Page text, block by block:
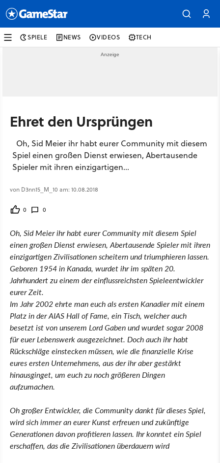
SPIELE NEWS VIDEOS TECH
Ehret den Ursprüngen
Oh, Sid Meier ihr habt eurer Community mit diesem
Spiel einen großen Dienst erwiesen, Abertausende
Spieler mit ihren einzigartigen...
von D3nn15_M_10 am: 10.08.2018
0 0
Oh, Sid Meier ihr habt eurer Community mit diesem Spiel
einen großen Dienst erwiesen, Abertausende Spieler mit ihren
einzigartigen Zivilisationen scheitern und triumphieren lassen.
Geboren 1954 in Kanada, wurdet ihr im späten 20.
Jahrhundert zu einem der einflussreichsten Spieleentwickler
eurer Zeit.
Im Jahr 2002 ehrte man euch als ersten Kanadier mit einem
Platz in der AIAS Hall of Fame, ein Tisch, welcher auch
besetzt ist von unserem Lord Gaben und wurdet sogar 2008
für euer Lebenswerk ausgezeichnet. Doch auch ihr habt
Rückschläge einstecken müssen, wie die finanzielle Krise
eures ersten Unternehmens, aus der ihr aber gestärkt
hinausginget, um euch zu noch größeren Dingen
aufzumachen.
Oh großer Entwickler, die Community dankt für dieses Spiel,
wird sich immer an eurer Kunst erfreuen und zukünftige
Generationen davon profitieren lassen. Ihr konntet ein Spiel
erschaffen, das die Zivilisationen überdauern wird